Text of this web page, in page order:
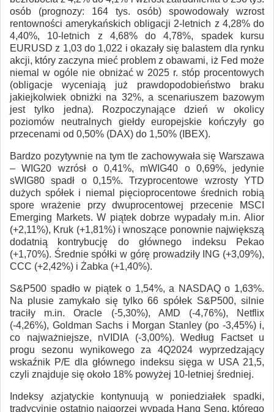
osób (prognozy: 164 tys. osób) spowodowały wzrost
rentowności amerykańskich obligacji 2-letnich z 4,28% do
4,40%, 10-letnich z 4,68% do 4,78%, spadek kursu
EURUSD z 1,03 do 1,022 i okazały się balastem dla rynku
akcji, który zaczyna mieć problem z obawami, iż Fed może
niemal w ogóle nie obniżać w 2025 r. stóp procentowych
(obligacje wyceniają już prawdopodobieństwo braku
jakiejkolwiek obniżki na 32%, a scenariuszem bazowym
jest tylko jedna). Rozpoczynające dzień w okolicy
poziomów neutralnych giełdy europejskie kończyły go
przecenami od 0,50% (DAX) do 1,50% (IBEX).
Bardzo pozytywnie na tym tle zachowywała się Warszawa
– WIG20 wzrósł o 0,41%, mWIG40 o 0,69%, jedynie
sWIG80 spadł o 0,15%. Trzyprocentowe wzrosty YTD
dużych spółek i niemal pięcioprocentowe średnich robią
spore wrażenie przy dwuprocentowej przecenie MSCI
Emerging Markets. W piątek dobrze wypadały m.in. Alior
(+2,11%), Kruk (+1,81%) i wnoszące ponownie największą
dodatnią kontrybucję do głównego indeksu Pekao
(+1,70%). Średnie spółki w górę prowadziły ING (+3,09%),
CCC (+2,42%) i Żabka (+1,40%).
S&P500 spadło w piątek o 1,54%, a NASDAQ o 1,63%.
Na plusie zamykało się tylko 66 spółek S&P500, silnie
traciły m.in. Oracle (-5,30%), AMD (-4,76%), Netflix
(-4,26%), Goldman Sachs i Morgan Stanley (po -3,45%) i,
co najważniejsze, nVIDIA (-3,00%). Według Factset u
progu sezonu wynikowego za 4Q2024 wyprzedzający
wskaźnik P/E dla głównego indeksu sięga w USA 21,5,
czyli znajduje się około 18% powyżej 10-letniej średniej.
Indeksy azjatyckie kontynuują w poniedziałek spadki,
tradycyjnie ostatnio najgorzej wypada Hang Seng, którego